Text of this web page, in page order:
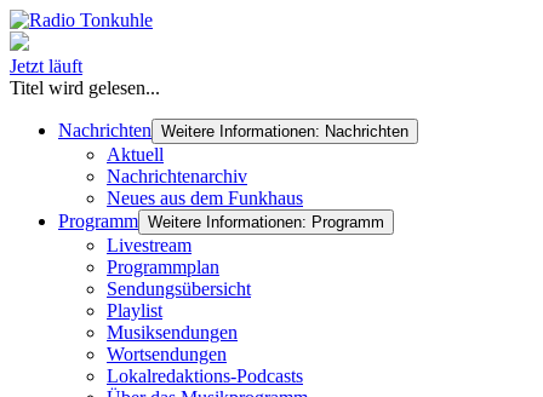
Jetzt läuft
Titel wird gelesen...
Nachrichten Weitere Informationen: Nachrichten
Aktuell
Nachrichtenarchiv
Neues aus dem Funkhaus
Programm Weitere Informationen: Programm
Livestream
Programmplan
Sendungsübersicht
Playlist
Musiksendungen
Wortsendungen
Lokalredaktions-Podcasts